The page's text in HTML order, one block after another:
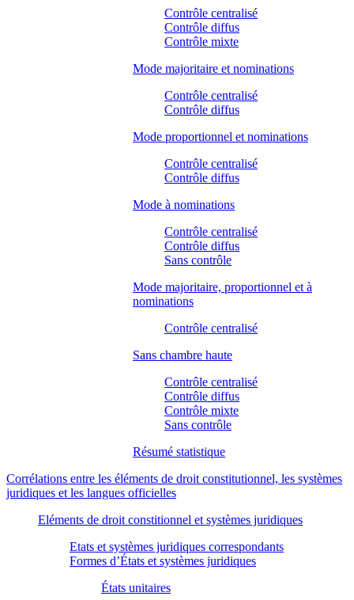
Contrôle centralisé
Contrôle diffus
Contrôle mixte
Mode majoritaire et nominations
Contrôle centralisé
Contrôle diffus
Mode proportionnel et nominations
Contrôle centralisé
Contrôle diffus
Mode à nominations
Contrôle centralisé
Contrôle diffus
Sans contrôle
Mode majoritaire, proportionnel et à
nominations
Contrôle centralisé
Sans chambre haute
Contrôle centralisé
Contrôle diffus
Contrôle mixte
Sans contrôle
Résumé statistique
Corrélations entre les éléments de droit constitutionnel, les systèmes
juridiques et les langues officielles
Eléments de droit constitionnel et systèmes juridiques
Etats et systèmes juridiques correspondants
Formes d’États et systèmes juridiques
États unitaires